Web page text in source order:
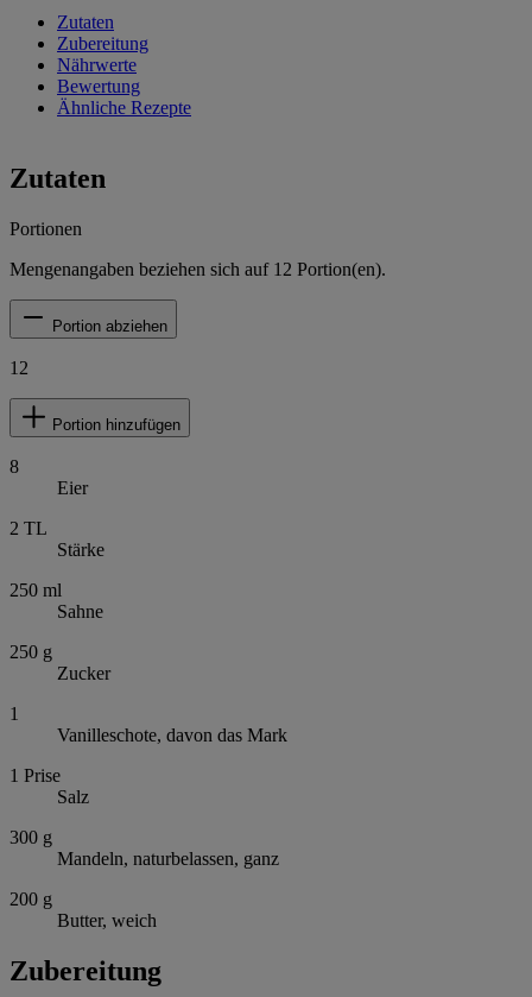
Zutaten
Zubereitung
Nährwerte
Bewertung
Ähnliche Rezepte
Zutaten
Portionen
Mengenangaben beziehen sich auf 12 Portion(en).
Portion abziehen
12
Portion hinzufügen
8
Eier
2 TL
Stärke
250 ml
Sahne
250 g
Zucker
1
Vanilleschote, davon das Mark
1 Prise
Salz
300 g
Mandeln, naturbelassen, ganz
200 g
Butter, weich
Zubereitung